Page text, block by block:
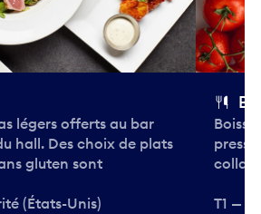
légers offerts au bar
hall. Des choix de plats
gluten sont
(États-Unis)
T1 —